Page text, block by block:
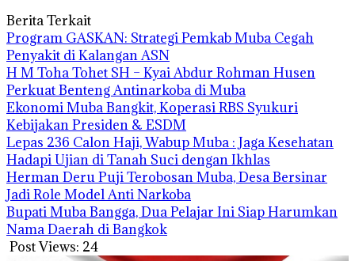
Berita Terkait
Program GASKAN: Strategi Pemkab Muba Cegah
Penyakit di Kalangan ASN
H M Toha Tohet SH – Kyai Abdur Rohman Husen
Perkuat Benteng Antinarkoba di Muba
Ekonomi Muba Bangkit, Koperasi RBS Syukuri
Kebijakan Presiden & ESDM
Lepas 236 Calon Haji, Wabup Muba : Jaga Kesehatan
Hadapi Ujian di Tanah Suci dengan Ikhlas
Herman Deru Puji Terobosan Muba, Desa Bersinar
Jadi Role Model Anti Narkoba
Bupati Muba Bangga, Dua Pelajar Ini Siap Harumkan
Nama Daerah di Bangkok
Post Views: 24